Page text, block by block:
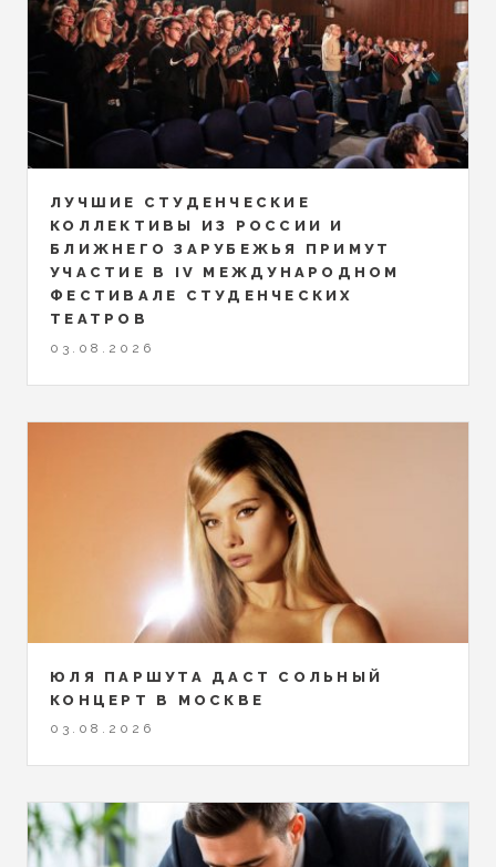
ЛУЧШИЕ СТУДЕНЧЕСКИЕ
КОЛЛЕКТИВЫ ИЗ РОССИИ И
БЛИЖНЕГО ЗАРУБЕЖЬЯ ПРИМУТ
УЧАСТИЕ В IV МЕЖДУНАРОДНОМ
ФЕСТИВАЛЕ СТУДЕНЧЕСКИХ
ТЕАТРОВ
03.08.2026
ЮЛЯ ПАРШУТА ДАСТ СОЛЬНЫЙ
КОНЦЕРТ В МОСКВЕ
03.08.2026